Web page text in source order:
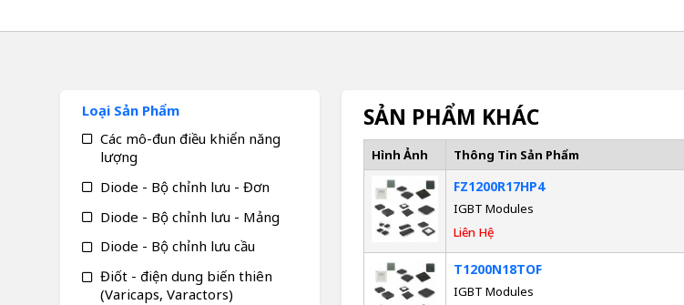
SẢN PHẨM KHÁC
Hình Ảnh Thông Tin Sản Phẩm
FZ1200R17HP4
IGBT Modules
Liên Hệ
T1200N18TOF
IGBT Modules
Loại Sản Phẩm
Các mô-đun điều khiển năng
lượng
Diode - Bộ chỉnh lưu - Đơn
Diode - Bộ chỉnh lưu - Mảng
Diode - Bộ chỉnh lưu cầu
Điốt - điện dung biến thiên
(Varicaps, Varactors)